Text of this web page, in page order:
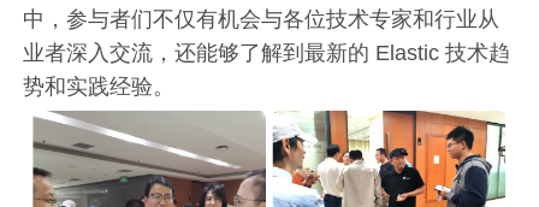
中，参与者们不仅有机会与各位技术专家和行业从
业者深入交流，还能够了解到最新的 Elastic 技术趋
势和实践经验。